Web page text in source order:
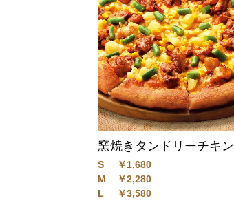
窯焼きタンドリーチキン
S
￥1,680
M
￥2,280
L
￥3,580